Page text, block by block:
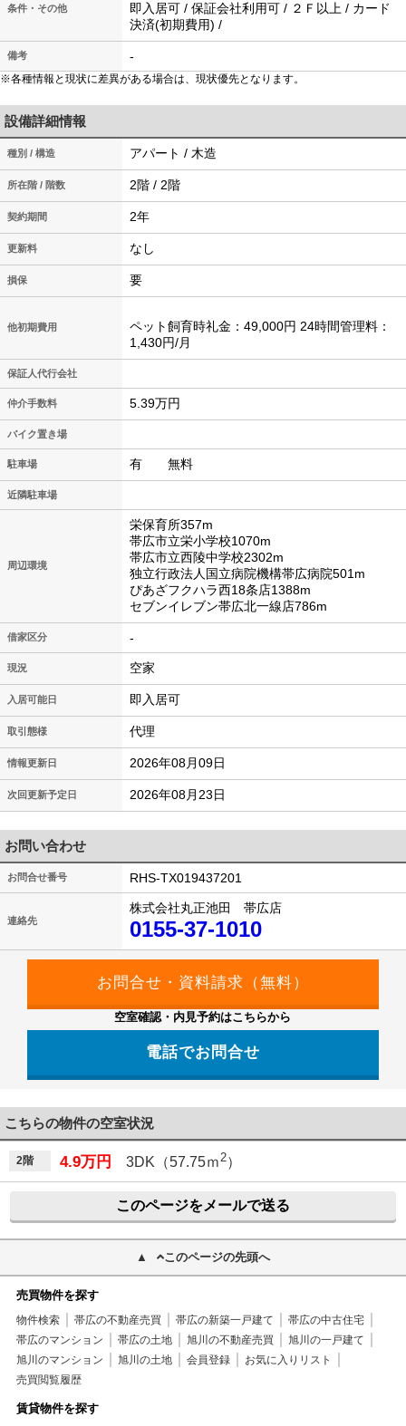
条件・その他
即入居可 / 保証会社利用可 / ２Ｆ以上 / カード
決済(初期費用) /
備考 -
※各種情報と現状に差異がある場合は、現状優先となります。
設備詳細情報
種別 / 構造 アパート / 木造
所在階 / 階数 2階 / 2階
契約期間 2年
更新料 なし
損保 要
他初期費用
ペット飼育時礼金：49,000円 24時間管理料：
1,430円/月
保証人代行会社
仲介手数料 5.39万円
バイク置き場
駐車場 有 無料
近隣駐車場
周辺環境
栄保育所357m
帯広市立栄小学校1070m
帯広市立西陵中学校2302m
独立行政法人国立病院機構帯広病院501m
ぴあざフクハラ西18条店1388m
セブンイレブン帯広北一線店786m
借家区分 -
現況 空家
入居可能日 即入居可
取引態様 代理
情報更新日 2026年08月09日
次回更新予定日 2026年08月23日
お問い合わせ
お問合せ番号 RHS-TX019437201
連絡先
株式会社丸正池田 帯広店
0155-37-1010
空室確認・内見予約はこちらから
電話でお問合せ
こちらの物件の空室状況
2階 4.9万円 3DK（57.75ｍ2）
このページをメールで送る
このページの先頭へ
売買物件を探す
物件検索 帯広の不動産売買 帯広の新築一戸建て
帯広の中古住宅
帯広のマンション
帯広の土地 旭川の不動産売買
旭川の一戸建て
旭川のマンション
旭川の土地 会員登録
お気に入りリスト
売買閲覧履歴
賃貸物件を探す